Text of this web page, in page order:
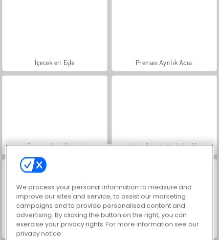
İçecekleri Eşle Prenses Ayrılık Acısı
Prenses Gala Daveti Uğur Böceği Gizli Kimlik
Haftasonu Modası Ellie: Moda Polisi
We process your personal information to measure and
improve our sites and service, to assist our marketing
campaigns and to provide personalised content and
advertising. By clicking the button on the right, you can
exercise your privacy rights. For more information see our
privacy notice